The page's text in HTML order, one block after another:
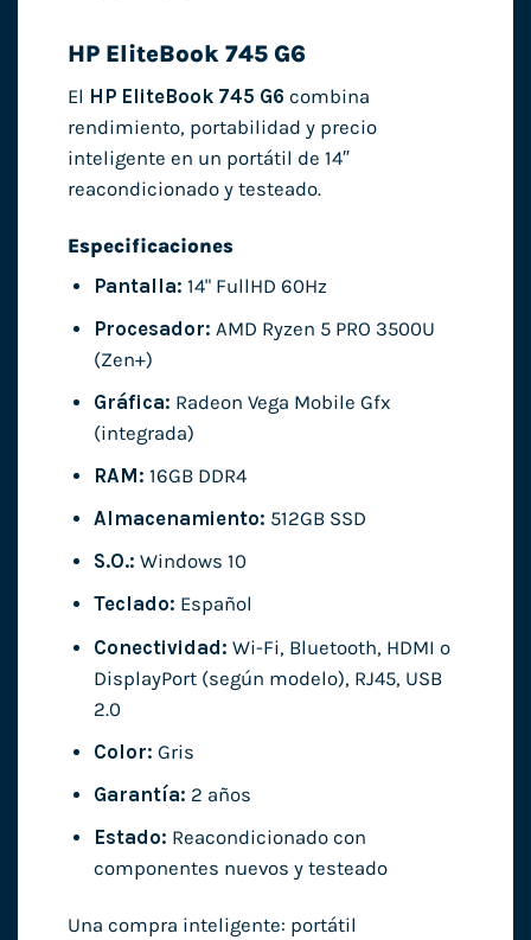
HP EliteBook 745 G6
El HP EliteBook 745 G6 combina
rendimiento, portabilidad y precio
inteligente en un portátil de 14″
reacondicionado y testeado.
Especificaciones
Pantalla: 14" FullHD 60Hz
Procesador: AMD Ryzen 5 PRO 3500U
(Zen+)
Gráfica: Radeon Vega Mobile Gfx
(integrada)
RAM: 16GB DDR4
Almacenamiento: 512GB SSD
S.O.: Windows 10
Teclado: Español
Conectividad: Wi-Fi, Bluetooth, HDMI o
DisplayPort (según modelo), RJ45, USB
2.0
Color: Gris
Garantía: 2 años
Estado: Reacondicionado con
componentes nuevos y testeado
Una compra inteligente: portátil